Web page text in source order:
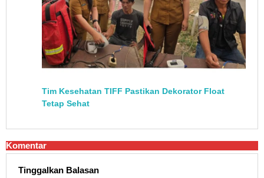
Tim Kesehatan TIFF Pastikan Dekorator Float
Tetap Sehat
Komentar
Tinggalkan Balasan